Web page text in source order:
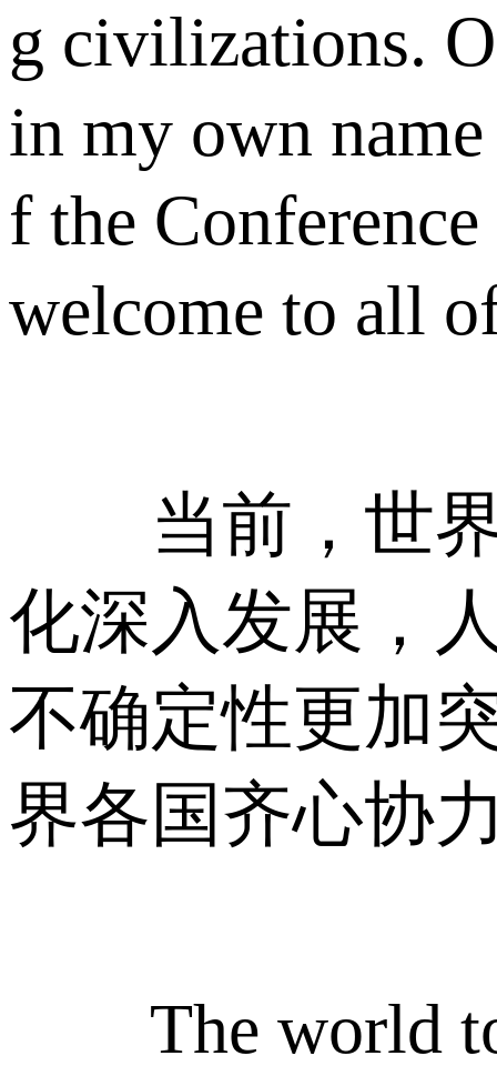
g civilizations.
in my own
f the
welcome to all
当前，世界
化深入发展，
不确定性更加
界各国齐心协
The world